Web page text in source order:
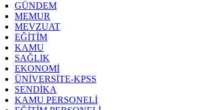
GÜNDEM
MEMUR
MEVZUAT
EĞİTİM
KAMU
SAĞLIK
EKONOMİ
ÜNİVERSİTE-KPSS
SENDİKA
KAMU PERSONELİ